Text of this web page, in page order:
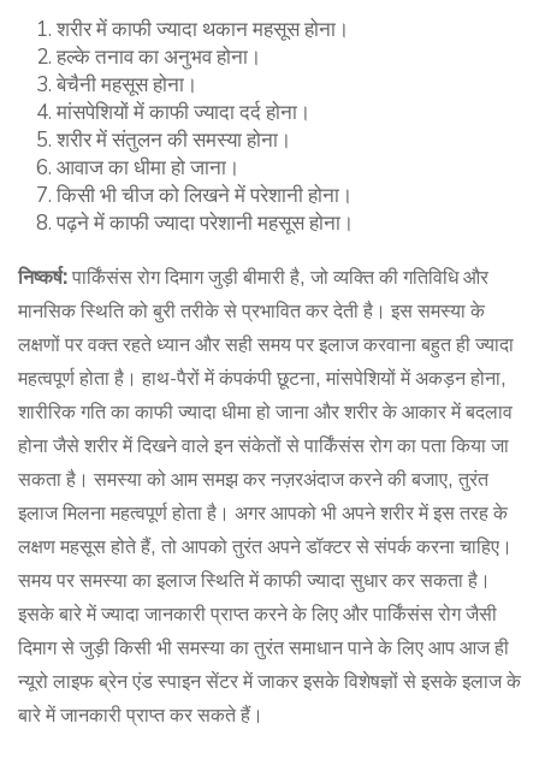
शरीर में काफी ज्यादा थकान महसूस होना।
हल्के तनाव का अनुभव होना।
बेचैनी महसूस होना।
मांसपेशियों में काफी ज्यादा दर्द होना।
शरीर में संतुलन की समस्या होना।
आवाज का धीमा हो जाना।
किसी भी चीज को लिखने में परेशानी होना।
पढ़ने में काफी ज्यादा परेशानी महसूस होना।
निष्कर्ष: पार्किंसंस रोग दिमाग जुड़ी बीमारी है, जो व्यक्ति की गतिविधि और
मानसिक स्थिति को बुरी तरीके से प्रभावित कर देती है। इस समस्या के
लक्षणों पर वक्त रहते ध्यान और सही समय पर इलाज करवाना बहुत ही ज्यादा
महत्वपूर्ण होता है। हाथ-पैरों में कंपकंपी छूटना, मांसपेशियों में अकड़न होना,
शारीरिक गति का काफी ज्यादा धीमा हो जाना और शरीर के आकार में बदलाव
होना जैसे शरीर में दिखने वाले इन संकेतों से पार्किंसंस रोग का पता किया जा
सकता है। समस्या को आम समझ कर नज़रअंदाज करने की बजाए, तुरंत
इलाज मिलना महत्वपूर्ण होता है। अगर आपको भी अपने शरीर में इस तरह के
लक्षण महसूस होते हैं, तो आपको तुरंत अपने डॉक्टर से संपर्क करना चाहिए।
समय पर समस्या का इलाज स्थिति में काफी ज्यादा सुधार कर सकता है।
इसके बारे में ज्यादा जानकारी प्राप्त करने के लिए और पार्किंसंस रोग जैसी
दिमाग से जुड़ी किसी भी समस्या का तुरंत समाधान पाने के लिए आप आज ही
न्यूरो लाइफ ब्रेन एंड स्पाइन सेंटर में जाकर इसके विशेषज्ञों से इसके इलाज के
बारे में जानकारी प्राप्त कर सकते हैं।